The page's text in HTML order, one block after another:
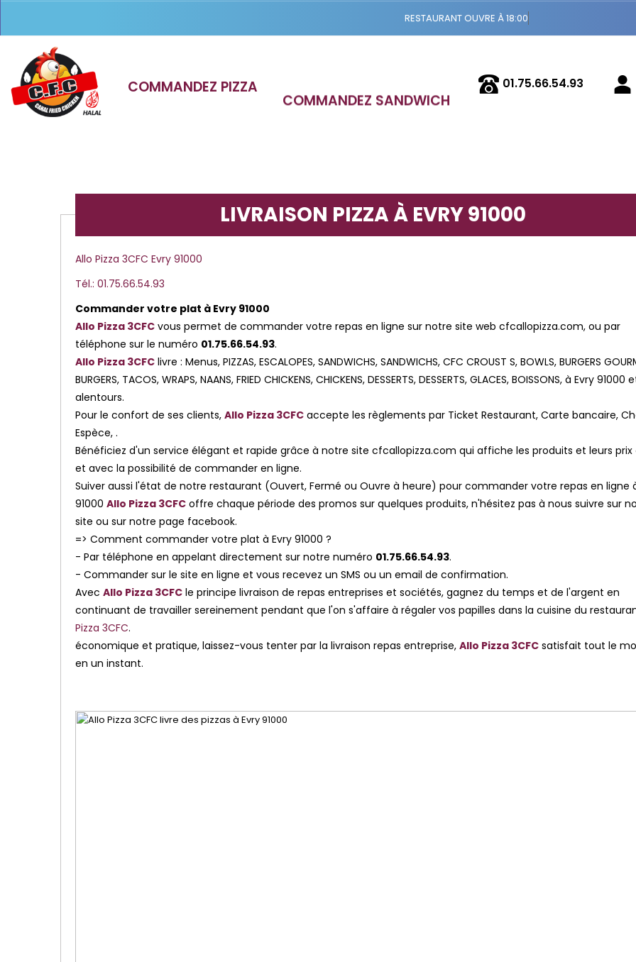
RESTAURANT OUVRE À 18:00
COMMANDEZ PIZZA 01.75.66.54.93
LIVRAISON PIZZA À EVRY 91000
Allo Pizza 3CFC Evry 91000
Tél.: 01.75.66.54.93
Commander votre plat à Evry 91000
Allo Pizza 3CFC vous permet de commander votre repas en ligne sur notre site web cfcallopizza.com, ou par
téléphone sur le numéro 01.75.66.54.93.
Allo Pizza 3CFC livre : Menus, PIZZAS, ESCALOPES, SANDWICHS, SANDWICHS, CFC CROUST S, BOWLS, BURGERS
BURGERS, TACOS, WRAPS, NAANS, FRIED CHICKENS, CHICKENS, DESSERTS, DESSERTS, GLACES, BOISSONS, à Evry 91000
alentours.
Pour le confort de ses clients, Allo Pizza 3CFC accepte les règlements par Ticket Restaurant, Carte bancaire,
Espèce, .
Bénéficiez d'un service élégant et rapide grâce à notre site cfcallopizza.com qui affiche les produits et leurs prix
et avec la possibilité de commander en ligne.
Suiver aussi l'état de notre restaurant (Ouvert, Fermé ou Ouvre à heure) pour commander votre repas en ligne
91000 Allo Pizza 3CFC offre chaque période des promos sur quelques produits, n'hésitez pas à nous suivre sur
site ou sur notre page facebook.
=> Comment commander votre plat à Evry 91000 ?
- Par téléphone en appelant directement sur notre numéro 01.75.66.54.93.
- Commander sur le site en ligne et vous recevez un SMS ou un email de confirmation.
Avec Allo Pizza 3CFC le principe livraison de repas entreprises et sociétés, gagnez du temps et de l'argent en
continuant de travailler sereinement pendant que l'on s'affaire à régaler vos papilles dans la cuisine du
Pizza 3CFC.
économique et pratique, laissez-vous tenter par la livraison repas entreprise, Allo Pizza 3CFC satisfait tout le
en un instant.